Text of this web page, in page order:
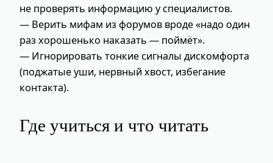
не проверять информацию у специалистов.
— Верить мифам из форумов вроде «надо один
раз хорошенько наказать — поймёт».
— Игнорировать тонкие сигналы дискомфорта
(поджатые уши, нервный хвост, избегание
контакта).
Где учиться и что читать